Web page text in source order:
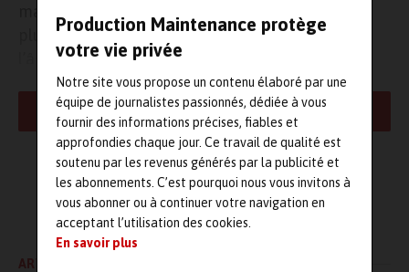
Production Maintenance protège
votre vie privée
Notre site vous propose un contenu élaboré par une
équipe de journalistes passionnés, dédiée à vous
fournir des informations précises, fiables et
approfondies chaque jour. Ce travail de qualité est
soutenu par les revenus générés par la publicité et
les abonnements. C’est pourquoi nous vous invitons à
vous abonner ou à continuer votre navigation en
acceptant l’utilisation des cookies.
En savoir plus
plupart des MMT, quels que soient la marque ou
l’âge. La gamme RC permet aux opérateurs
exploitant des contrôleurs obsolètes ou non
évolutifs, de bénéficier d’un bon niveau de
performance et de rendre la machine compatible
avec les tout nouveaux capteurs et logiciels de
MMT disponibles.
Les contrôleurs RC241 et RC4K rejoignent le modèle RC1, très
apprécié, pour offrir aux clients une solution complète susceptible
de mettre à niveau les MMT d’un grand nombre de fournisseurs
LIRE LA SUITE
L'AUTEUR
Maintenanceandco.com
ARTICLE PRÉCÉDENT